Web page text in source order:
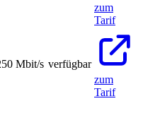
zum
Tarif
Mbit/s verfügbar
zum
Tarif